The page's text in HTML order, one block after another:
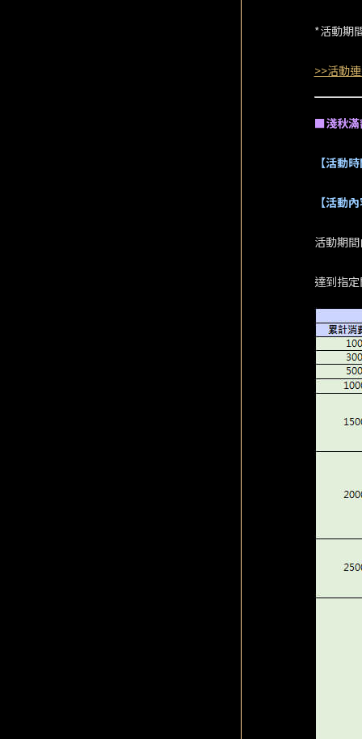
*活動期
>>活動
■淺秋滿
【活動
【活動
活動期
達到指